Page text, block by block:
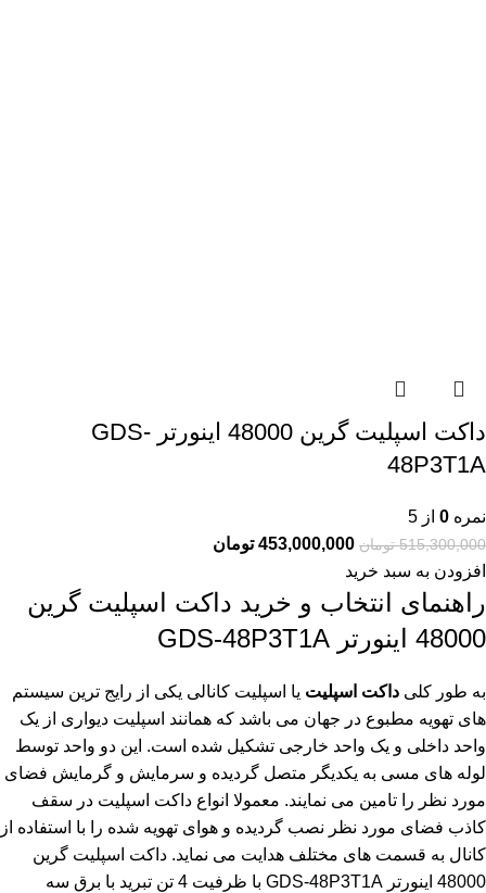
داکت اسپلیت گرین 48000 اینورتر GDS-
48P3T1A
نمره 0 از 5
515,300,000 تومان 453,000,000 تومان
افزودن به سبد خرید
راهنمای انتخاب و خرید داکت اسپلیت گرین
48000 اینورتر GDS-48P3T1A
به طور کلی داکت اسپلیت یا اسپلیت کانالی یکی از رایج ترین سیستم
های تهویه مطبوع در جهان می باشد که همانند اسپلیت دیواری از یک
واحد داخلی و یک واحد خارجی تشکیل شده است. این دو واحد توسط
لوله های مسی به یکدیگر متصل گردیده و سرمایش و گرمایش فضای
مورد نظر را تامین می نمایند. معمولا انواع داکت اسپلیت در سقف
کاذب فضای مورد نظر نصب گردیده و هوای تهویه شده را با استفاده از
کانال به قسمت های مختلف هدایت می نماید. داکت اسپلیت گرین
48000 اینورتر GDS-48P3T1A با ظرفیت 4 تن تبرید با برق سه